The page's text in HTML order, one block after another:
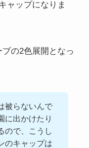
ャップになりま
の2色展開となっ
被らないんで
に出かけたり
ので、こうし
のキャップは